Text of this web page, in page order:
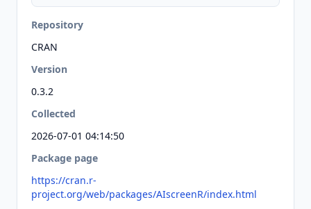
Repository
CRAN
Version
0.3.2
Collected
2026-07-01 04:14:50
Package page
https://cran.r-
project.org/web/packages/AIscreenR/index.html